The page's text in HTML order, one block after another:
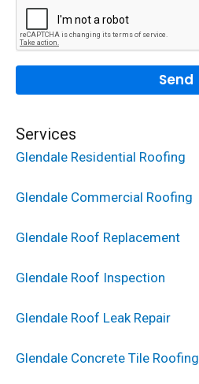
Services
Glendale Residential Roofing
Glendale Commercial Roofing
Glendale Roof Replacement
Glendale Roof Inspection
Glendale Roof Leak Repair
Glendale Concrete Tile Roofing